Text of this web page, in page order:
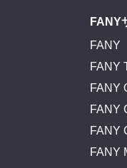
FANY
FANY
FANY
FANY
FANY
FANY
FANY